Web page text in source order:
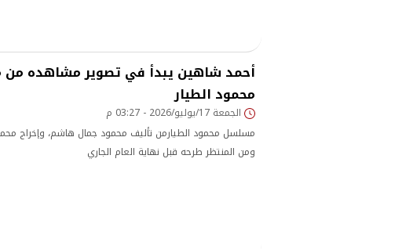
أحمد شاهين يبدأ في تصوير مشاهده
محمود الطيار
الجمعة 17/يوليو/2026 - 03:27 م
مسلسل محمود الطيارمن تأليف محمود جمال هاشم، وإخراج
ومن المنتظر طرحه قبل نهاية العام الجاري